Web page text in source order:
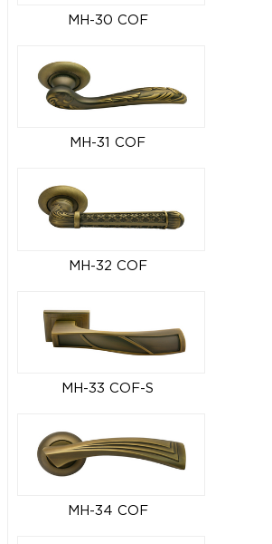
MH-30 COF
MH-31 COF
MH-32 COF
MH-33 COF-S
MH-34 COF